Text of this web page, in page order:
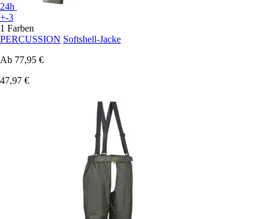
24h
+-3
1 Farben
PERCUSSION Softshell-Jacke
Ab 77,95 €
47,97 €